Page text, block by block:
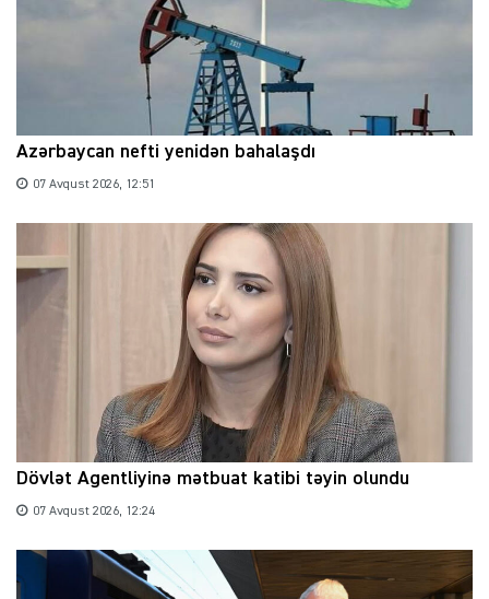
Azərbaycan nefti yenidən bahalaşdı
07 Avqust 2026, 12:51
Dövlət Agentliyinə mətbuat katibi təyin olundu
07 Avqust 2026, 12:24